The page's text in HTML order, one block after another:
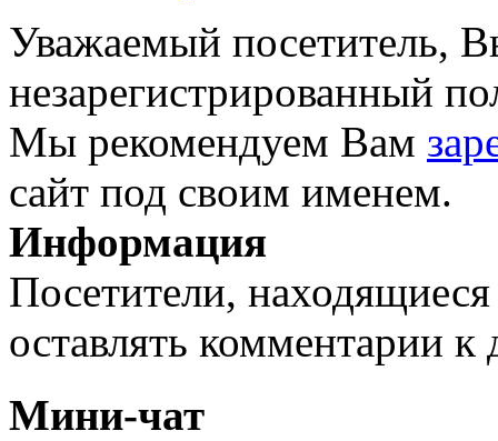
Уважаемый посетитель,
незарегистрированный
Мы рекомендуем Вам
сайт под своим именем.
Информация
Посетители,
оставлять комментарии
Мини-чат